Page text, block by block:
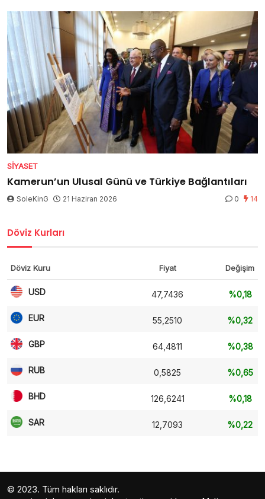
SIYASET
Kamerun’un Ulusal Günü ve Türkiye Bağlantıları
SoleKinG 21 Haziran 2026 0 14
Döviz Kurları
Döviz Kuru Fiyat Değişim
USD 47,7436 %0,18
EUR 55,2510 %0,32
GBP 64,4811 %0,38
RUB 0,5825 %0,65
BHD 126,6241 %0,18
SAR 12,7093 %0,22
© 2023. Tüm hakları saklıdır.